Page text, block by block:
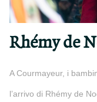
Rhémy de
A Courmayeur, i
l’arrivo di Rhémy de